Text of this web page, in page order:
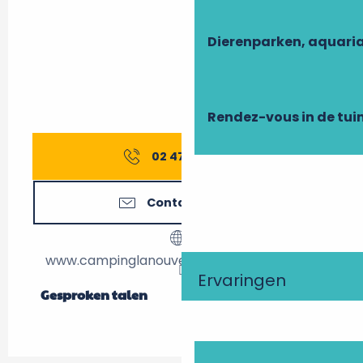
Dierenparken,
Rendez-vous in de
Ervaringen
02 47 34 95▒▒
Contacteer ons
www.campinglanouvelleplage-veigne.com
Gesproken talen
Gesproken talen